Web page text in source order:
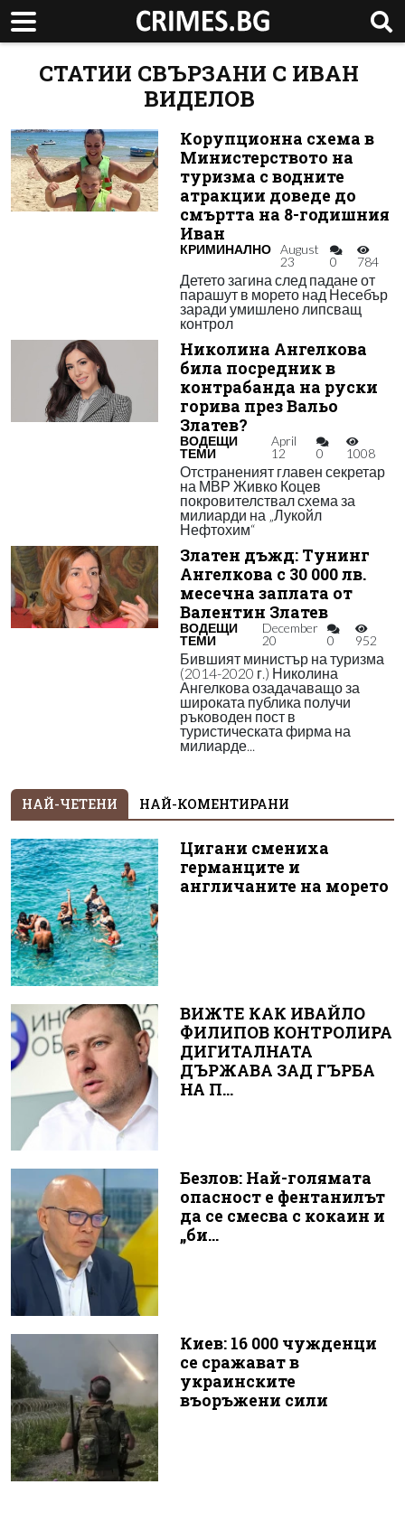
СТАТИИ СВЪРЗАНИ С ИВАН
ВИДЕЛОВ
Корупционна схема в
Министерството на
туризма с водните
атракции доведе до
смъртта на 8-годишния
Иван
КРИМИНАЛНО
August
23
0 784
Детето загина след падане от
парашут в морето над Несебър
заради умишлено липсващ
контрол
Николина Ангелкова
била посредник в
контрабанда на руски
горива през Вальо
Златев?
ВОДЕЩИ
ТЕМИ
April
12
0 1008
Отстраненият главен секретар
на МВР Живко Коцев
покровителствал схема за
милиарди на „Лукойл
Нефтохим“
Златен дъжд: Тунинг
Ангелкова с 30 000 лв.
месечна заплата от
Валентин Златев
ВОДЕЩИ
ТЕМИ
December
20
0 952
Бившият министър на туризма
(2014-2020 г.) Николина
Ангелкова озадачаващо за
широката публика получи
ръководен пост в
туристическата фирма на
милиарде...
НАЙ-ЧЕТЕНИ НАЙ-КОМЕНТИРАНИ
Цигани смениха
германците и
англичаните на морето
ВИЖТЕ КАК ИВАЙЛО
ФИЛИПОВ КОНТРОЛИРА
ДИГИТАЛНАТА
ДЪРЖАВА ЗАД ГЪРБА
НА П...
Безлов: Най-голямата
опасност е фентанилът
да се смесва с кокаин и
„би...
Киев: 16 000 чужденци
се сражават в
украинските
въоръжени сили